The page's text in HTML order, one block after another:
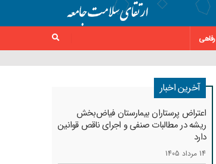
رفاهی
آخرین اخبار
اعتراض پرستاران بیمارستان فیاض‌بخش
ریشه در مطالبات صنفی و اجرای ناقص قوانین
دارد
14 مرداد 1405